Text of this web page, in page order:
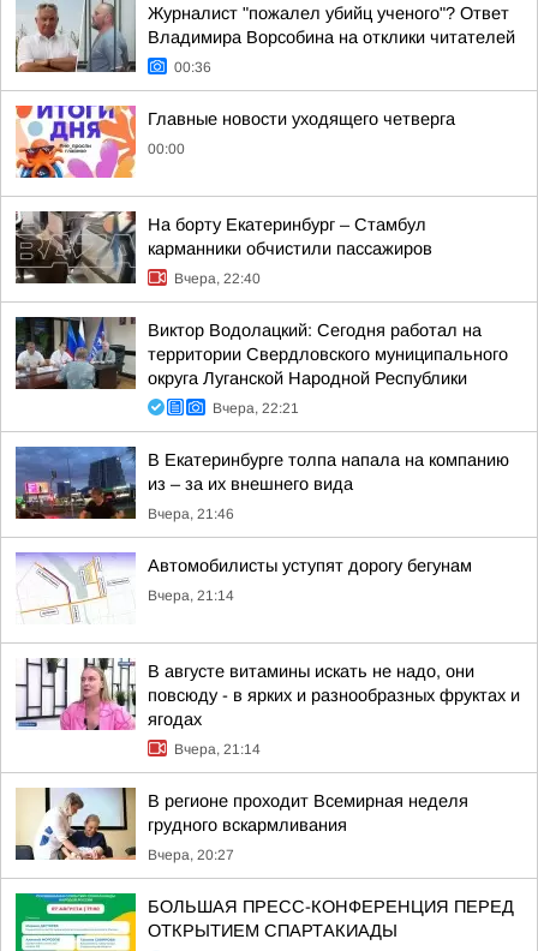
Журналист "пожалел убийц ученого"? Ответ
Владимира Ворсобина на отклики читателей
00:36
Главные новости уходящего четверга
00:00
На борту Екатеринбург – Стамбул
карманники обчистили пассажиров
Вчера, 22:40
Виктор Водолацкий: Сегодня работал на
территории Свердловского муниципального
округа Луганской Народной Республики
Вчера, 22:21
В Екатеринбурге толпа напала на компанию
из – за их внешнего вида
Вчера, 21:46
Автомобилисты уступят дорогу бегунам
Вчера, 21:14
В августе витамины искать не надо, они
повсюду - в ярких и разнообразных фруктах и
ягодах
Вчера, 21:14
В регионе проходит Всемирная неделя
грудного вскармливания
Вчера, 20:27
БОЛЬШАЯ ПРЕСС-КОНФЕРЕНЦИЯ ПЕРЕД
ОТКРЫТИЕМ СПАРТАКИАДЫ